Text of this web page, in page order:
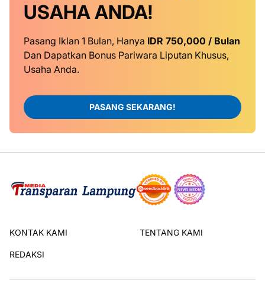
USAHA ANDA!
Pasang Iklan 1 Bulan, Hanya IDR 750,000 / Bulan
Dan Dapatkan Bonus Pariwara Liputan Khusus,
Usaha Anda.
PASANG SEKARANG!
KONTAK KAMI TENTANG KAMI
REDAKSI